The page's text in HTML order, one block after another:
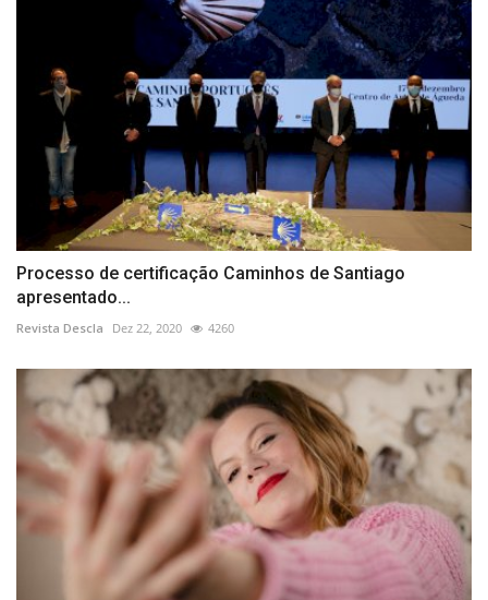
Processo de certificação Caminhos de Santiago
apresentado...
Revista Descla Dez 22, 2020 4260